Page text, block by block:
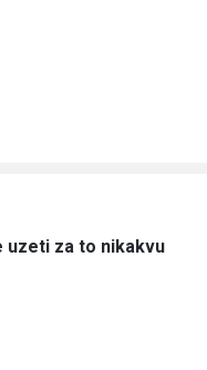
uzeti za to nikakvu